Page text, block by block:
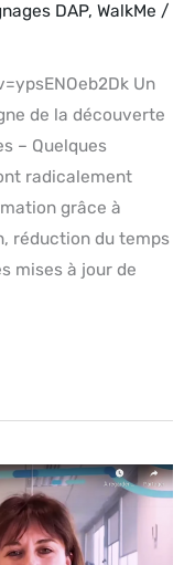
DAP, WalkMe /
Un
de la découverte
– Quelques
radicalement
grâce à
réduction du temps
mises à jour de